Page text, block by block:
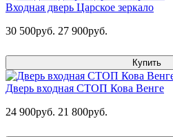
Входная дверь Царское зеркало
30 500руб. 27 900руб.
Купить
Дверь входная СТОП Кова Венге
24 900руб. 21 800руб.